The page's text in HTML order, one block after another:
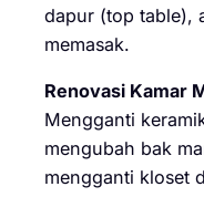
dapur (top table),
memasak.
Renovasi Kamar
Mengganti
mengubah bak
mengganti kloset